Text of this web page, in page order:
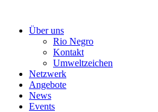
Über uns
Rio Negro
Kontakt
Umweltzeichen
Netzwerk
Angebote
News
Events